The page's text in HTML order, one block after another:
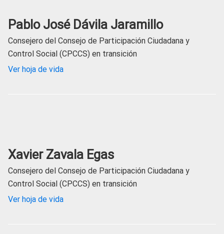
Pablo José Dávila Jaramillo
Consejero del Consejo de Participación Ciudadana y
Control Social (CPCCS) en transición
Ver hoja de vida
Xavier Zavala Egas
Consejero del Consejo de Participación Ciudadana y
Control Social (CPCCS) en transición
Ver hoja de vida